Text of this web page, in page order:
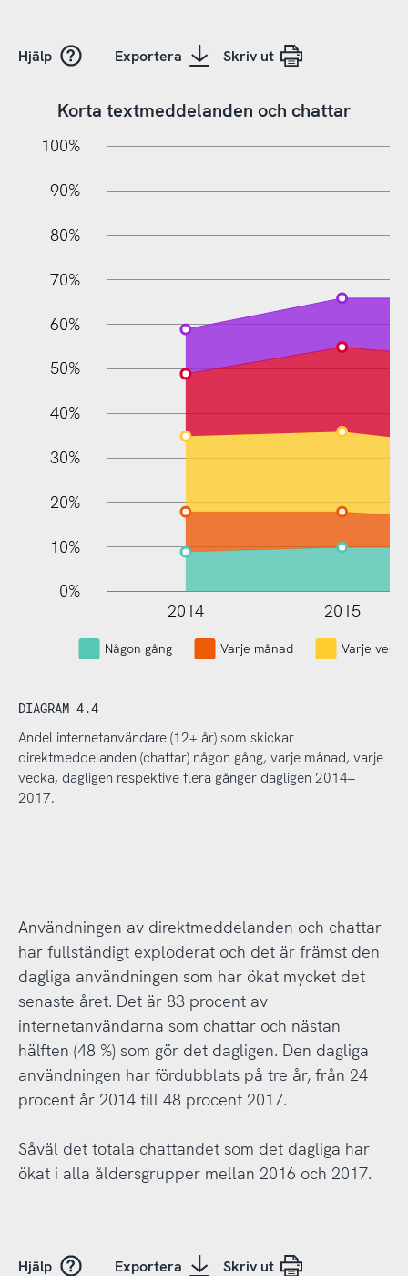
Hjälp Exportera Skriv ut
Korta textmeddelanden och chattar
10%
100%
90%
80%
70%
60%
50%
40%
30%
20%
10%
0%
2014 2015
Någon gång Varje månad Varje vecka
DIAGRAM 4.4
Andel internetanvändare (12+ år) som skickar
direktmeddelanden (chattar) någon gång, varje månad, varje
vecka, dagligen respektive flera gånger dagligen 2014–
2017.
Användningen av direktmeddelanden och chattar
har fullständigt exploderat och det är främst den
dagliga användningen som har ökat mycket det
senaste året. Det är 83 procent av
internetanvändarna som chattar och nästan
hälften (48 %) som gör det dagligen. Den dagliga
användningen har fördubblats på tre år, från 24
procent år 2014 till 48 procent 2017.
Såväl det totala chattandet som det dagliga har
ökat i alla åldersgrupper mellan 2016 och 2017.
Hjälp Exportera Skriv ut